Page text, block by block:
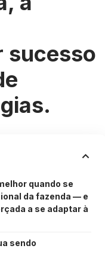
sucesso
quando se
da fazenda — e
a se adaptar à
sendo